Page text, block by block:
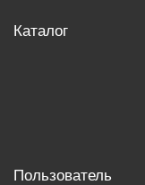
Каталог
Пользователь